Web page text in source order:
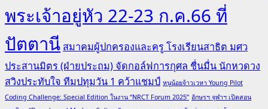
พระเจ้าอยู่หัว 22-23 ก.ค.66 ที่
ปัตตานี สมาคมผู้ปกครองและครู โรงเรียนสาธิต มศว
ประสานมิตร (ฝ่ายประถม) จัดกอล์ฟการกุศล ชื่นมื่น นักหวดวง
สวิงประทับใจ ทีมปทุมวัน 1 คว้าแชมป์ หนูน้อยจ้าวเวหา Young Pilot
Coding Challenge: Special Edition ในงาน “NRCT Forum 2025” อักษรฯ จุฬาฯ เปิดสอน